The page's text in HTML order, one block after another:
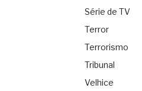
Série de TV
Terror
Terrorismo
Tribunal
Velhice